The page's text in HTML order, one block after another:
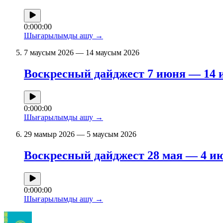
0:000:00
Шығарылымды ашу →
7 маусым 2026 — 14 маусым 2026
Воскресный дайджест 7 июня — 14
0:000:00
Шығарылымды ашу →
29 мамыр 2026 — 5 маусым 2026
Воскресный дайджест 28 мая — 4
0:000:00
Шығарылымды ашу →